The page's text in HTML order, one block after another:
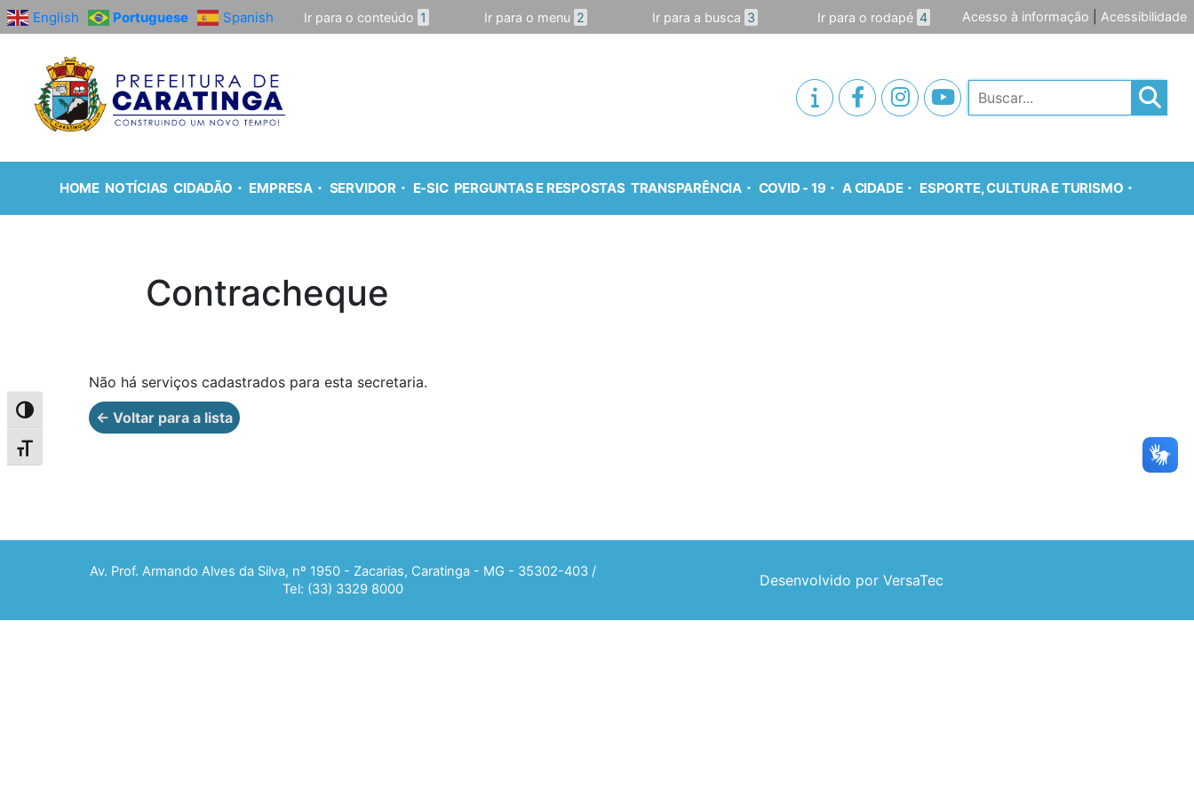
Alternar alto contraste
Alternar tamanho da fonte
English Portuguese Spanish Ir para o conteúdo 1 Ir para o menu 2 Ir para a busca 3 Ir para o rodapé 4 Acesso à informação Acessibilidade
Pesquisar
HOME NOTÍCIAS CIDADÃO EMPRESA SERVIDOR E-SIC PERGUNTAS E RESPOSTAS TRANSPARÊNCIA COVID - 19 A CIDADE ESPORTE, CULTURA E TURISMO
Contracheque
Não há serviços cadastrados para esta secretaria.
← Voltar para a lista
Av. Prof. Armando Alves da Silva, nº 1950 - Zacarias, Caratinga - MG - 35302-403 /
Tel: (33) 3329 8000
Desenvolvido por VersaTec